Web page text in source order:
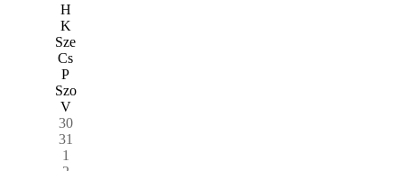
H
K
Sze
Cs
P
Szo
V
30
31
1